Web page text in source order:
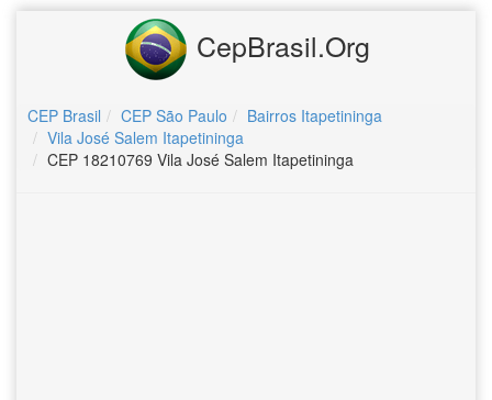
CepBrasil.Org
CEP Brasil CEP São Paulo
Bairros Itapetininga
Vila José Salem Itapetininga
CEP 18210769 Vila José Salem Itapetininga